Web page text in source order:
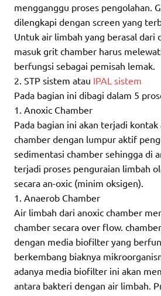
mengganggu proses pengolahan.
dilengkapi dengan screen yang
Untuk air limbah yang berasal dari
masuk grit chamber harus
berfungsi sebagai pemisah lemak.
2. STP sistem atau IPAL sistem
Pada bagian ini dibagi dalam 5
1. Anoxic Chamber
Pada bagian ini akan terjadi
chamber dengan lumpur aktif
sedimentasi chamber sehingga di
terjadi proses penguraian limbah
secara an-oxic (minim oksigen).
1. Anaerob Chamber
Air limbah dari anoxic chamber
chamber secara over flow.
dengan media biofilter yang
berkembang biaknya
adanya media biofilter ini akan
antara bakteri dengan air limbah.